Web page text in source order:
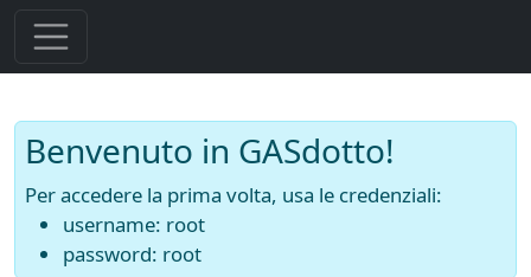
Benvenuto in GASdotto!
Per accedere la prima volta, usa le credenziali:
username: root
password: root